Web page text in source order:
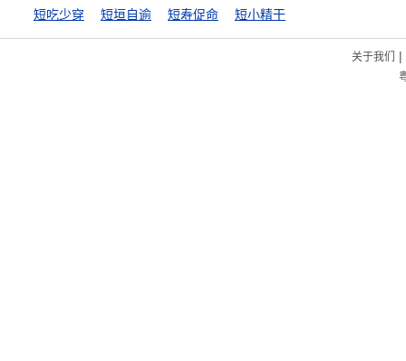
短吃少穿
短垣自逾 短寿促命 短小精干
关于我们 |